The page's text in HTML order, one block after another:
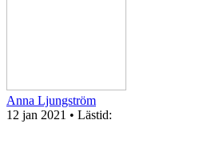
Anna Ljungström
12 jan 2021 • Lästid: